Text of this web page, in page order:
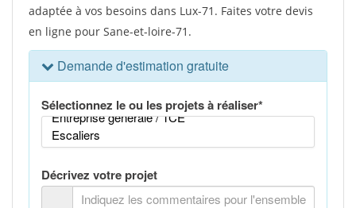
adaptée à vos besoins dans Lux-71. Faites votre devis
en ligne pour Sane-et-loire-71.